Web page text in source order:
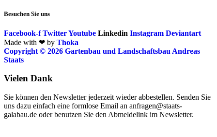
Besuchen Sie uns
Facebook-f TwitterYoutube Linkedin Instagram Deviantart
Made with ❤ by Thoka
Copyright © 2026 Gartenbau und Landschaftsbau Andreas
Staats
Vielen Dank
Sie können den Newsletter jederzeit wieder abbestellen. Senden Sie
uns dazu einfach eine formlose Email an anfragen@staats-
galabau.de oder benutzen Sie den Abmeldelink im Newsletter.